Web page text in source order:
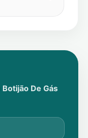
Botijão De Gás